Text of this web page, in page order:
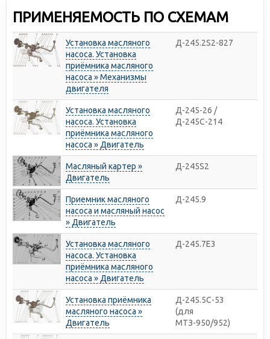
ПРИМЕНЯЕМОСТЬ ПО СХЕМАМ
Установка масляного
насоса. Установка
приёмника масляного
насоса » Механизмы
двигателя
Д-245.2S2-827
Установка масляного
насоса. Установка
приёмника масляного
насоса » Двигатель
Д-245-26 /
Д-245С-214
Масляный картер »
Двигатель
Д-245S2
Приемник масляного
насоса и масляный насос
» Двигатель
Д-245.9
Установка масляного
насоса. Установка
приёмника масляного
насоса » Двигатель
Д-245.7E3
Установка приёмника
масляного насоса »
Двигатель
Д-245.5С-53
(для
МТЗ-950/952)